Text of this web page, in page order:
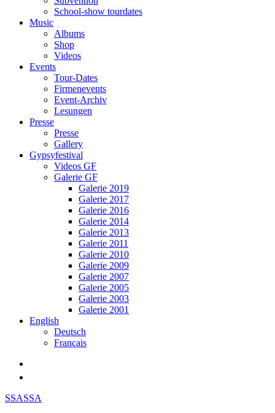
School-show tourdates
Music
Albums
Shop
Videos
Events
Tour-Dates
Firmenevents
Event-Archiv
Lesungen
Presse
Presse
Gallery
Gypsyfestival
Videos GF
Galerie GF
Galerie 2019
Galerie 2017
Galerie 2016
Galerie 2014
Galerie 2013
Galerie 2011
Galerie 2010
Galerie 2009
Galerie 2007
Galerie 2005
Galerie 2003
Galerie 2001
English
Deutsch
Français
SSASSA